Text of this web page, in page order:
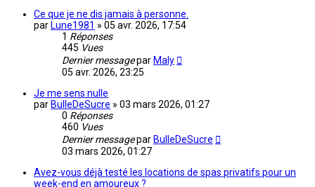
Ce que je ne dis jamais à personne.
par Lune1981 » 05 avr. 2026, 17:54
1 Réponses
445 Vues
Dernier messagepar Maly
05 avr. 2026, 23:25
Je me sens nulle
par BulleDeSucre » 03 mars 2026, 01:27
0 Réponses
460 Vues
Dernier messagepar BulleDeSucre
03 mars 2026, 01:27
Avez-vous déjà testé les locations de spas privatifs pour un
week-end en amoureux ?